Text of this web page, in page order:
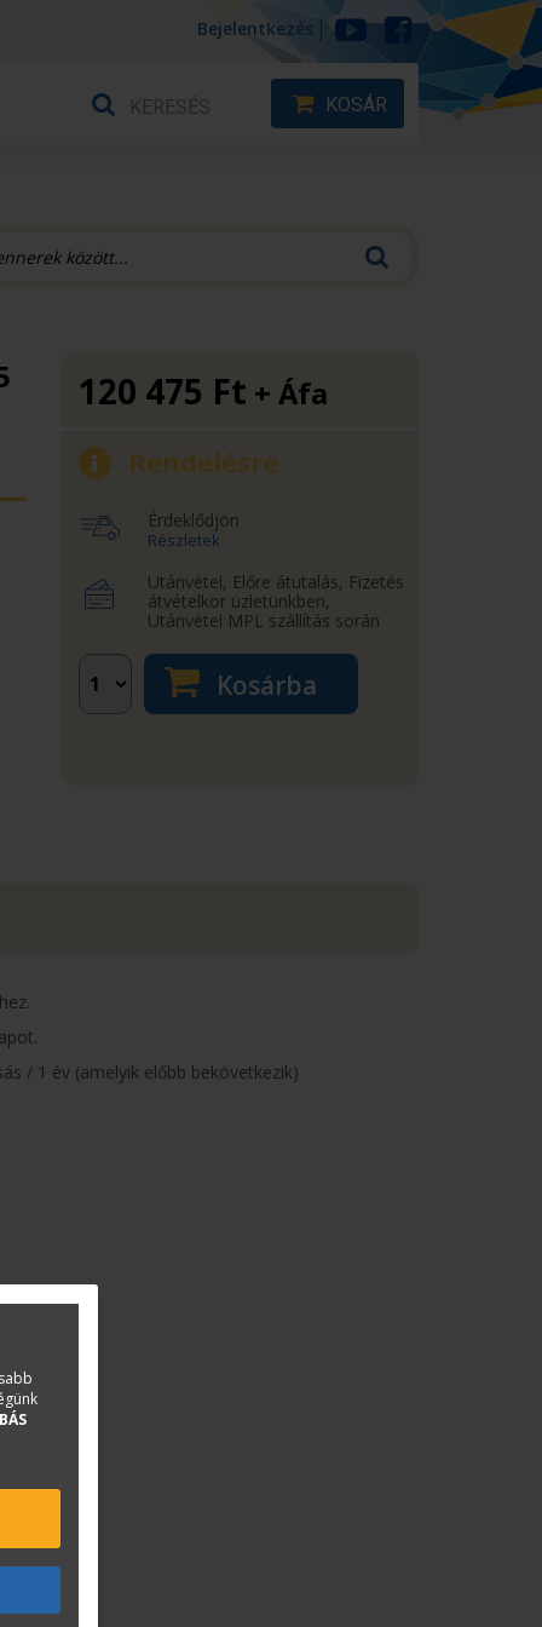
Bejelentkezés
KOSÁR
120 475 Ft + Áfa
Rendelésre
Érdeklődjön
Részletek
Utánvétel, Előre átutalás, Fizetés
átvételkor üzletünkben,
Utánvétel MPL szállítás során
Kosárba
/ 1 év (amelyik előbb bekövetkezik)